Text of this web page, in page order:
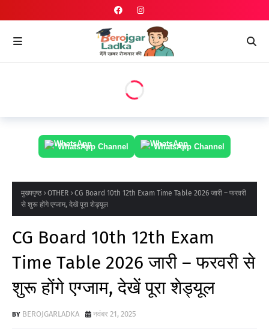
WhatsApp Channel WhatsApp Channel
मुख्यपृष्ठ OTHER
CG Board 10th 12th Exam Time Table 2026 जारी – फरवरी
से शुरू होंगे एग्जाम, देखें पूरा शेड्यूल
CG Board 10th 12th Exam
Time Table 2026 जारी – फरवरी से
शुरू होंगे एग्जाम, देखें पूरा शेड्यूल
BEROJGARLADKA नवंबर 21, 2025